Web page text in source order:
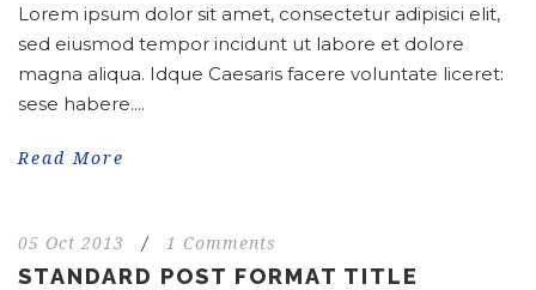
Lorem ipsum dolor sit amet, consectetur adipisici elit,
sed eiusmod tempor incidunt ut labore et dolore
magna aliqua. Idque Caesaris facere voluntate liceret:
sese habere....
Read More
05 Oct 2013 / 1 Comments
STANDARD POST FORMAT TITLE